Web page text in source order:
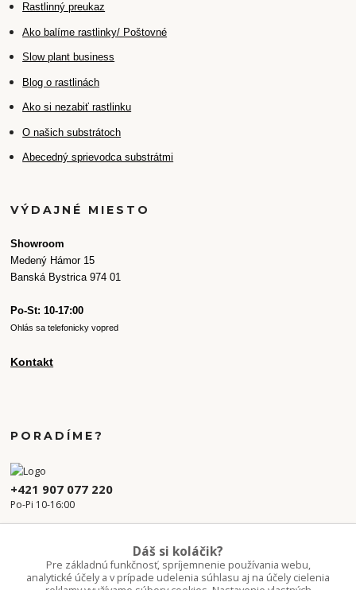
Rastlinný preukaz
Ako balíme rastlinky/ Poštovné
Slow plant business
Blog o rastlinách
Ako si nezabiť rastlinku
O našich substrátoch
Abecedný sprievodca substrátmi
VÝDAJNÉ MIESTO
Showroom
Medený Hámor 15
Banská Bystrica 974 01
Po-St: 10-17:00
Ohlás sa telefonicky vopred
Kontakt
PORADÍME?
+421 907 077 220
Po-Pi 10-16:00
Dáš si koláčik?
Pre základnú funkčnosť, spríjemnenie používania webu,
analytické účely a v prípade udelenia súhlasu aj na účely cielenia